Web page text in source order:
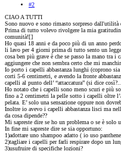
#2
CIAO A TUTTI
Sono nuovo e sono rimasto sorpreso dall'utilità
Prima di tutto volevo rivolgere la mia
comunità![]
Ho quasi 18 anni e da poco più di un anno
li lavo per 4 giorni prima di tutto sento un
cosa ben più grave è che se passo la mano tra i
aggiungere che non sembra certo che mi
Io porto i capelli abbastanza lunghi (coprono
corti 5-6 centimetri, e avendo la fronte
capelli al punto dell’ “attaccatura” (si dice
Ho notato che i capelli sono meno scuri e più
fino a 2 centimetri la pelle sotto i capelli oltre
pelata. E’ solo una sensazione oppure non
Inoltre io avevo i capelli abbastanza lisci ma
da cosa dipende??
Mi sapreste dire se ho un problema o se è solo
In fine mi sapreste dire se sia opportuno:
1)adottare uno shampoo adatto ( io uso
2)tagliare i capelli per farli respirare dopo un
3)usufruire di specifiche lozioni?